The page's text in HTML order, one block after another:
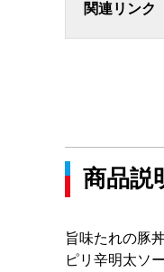
関連リンク
商品説
旨味たれの豚
ピリ辛明太ソ